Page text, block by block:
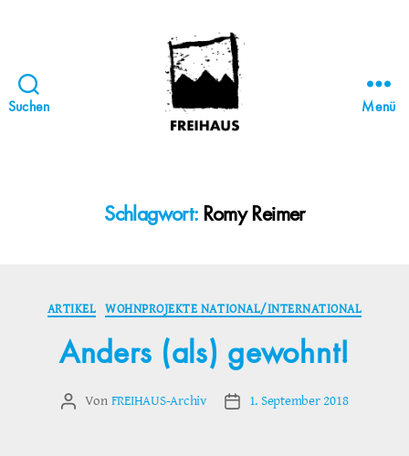
Suchen
STATTBAU
HAMBURG
Menü
Schlagwort: Romy Reimer
Kategorien
ARTIKEL WOHNPROJEKTE NATIONAL/INTERNATIONAL
Anders (als) gewohnt!
Beitragsautor
Von FREIHAUS-Archiv Veröffentlichungsdatum
1. September 2018